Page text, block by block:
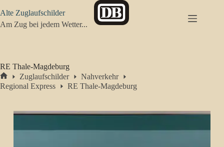
Inhalt
springen
Alte Zuglaufschilder
Am Zug bei jedem Wetter...
RE Thale-Magdeburg
Start
Zuglaufschilder
Nahverkehr
Regional Express
RE Thale-Magdeburg